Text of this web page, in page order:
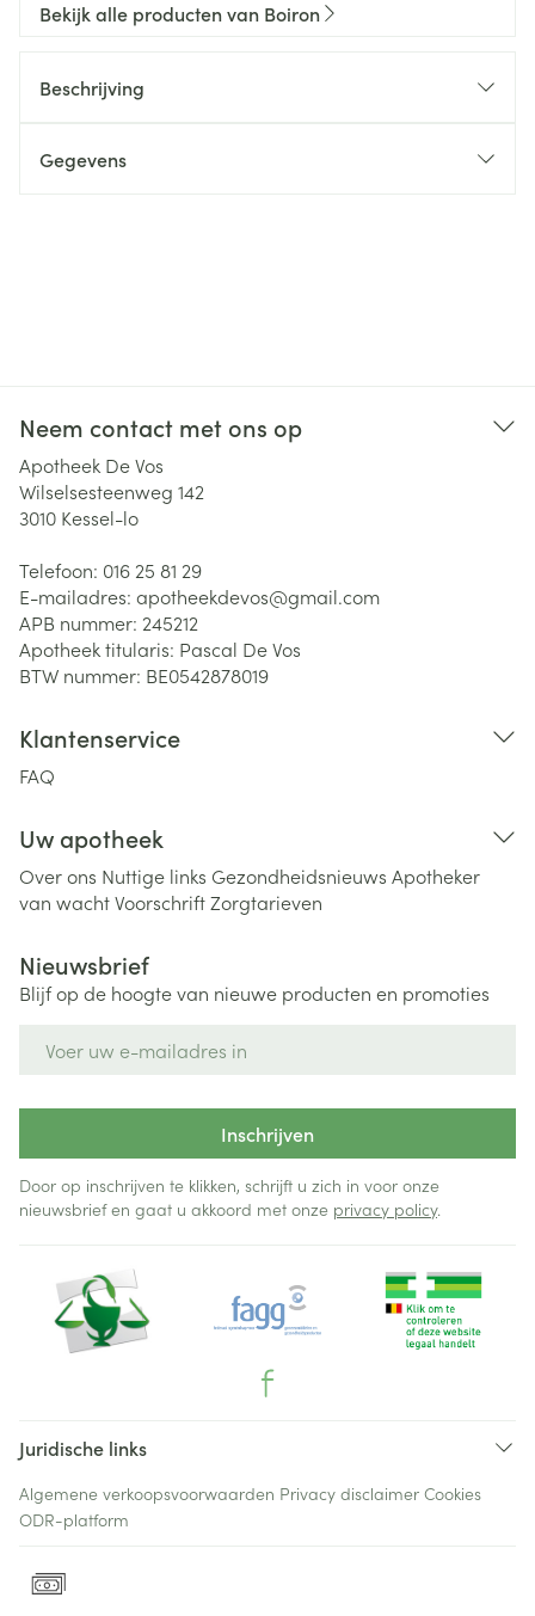
Bekijk alle producten van Boiron
Beschrijving
Gegevens
Neem contact met ons op
Apotheek De Vos
Wilselsesteenweg 142
3010 Kessel-lo
Telefoon: 016 25 81 29
E-mailadres: apotheekdevos@gmail.com
APB nummer: 245212
Apotheek titularis: Pascal De Vos
BTW nummer: BE0542878019
Klantenservice
FAQ
Uw apotheek
Over ons Nuttige links Gezondheidsnieuws Apotheker
van wachtVoorschriftZorgtarieven
Nieuwsbrief
Blijf op de hoogte van nieuwe producten en promoties
Inschrijven
Door op inschrijven te klikken, schrijft u zich in voor onze
nieuwsbrief en gaat u akkoord met onze privacy policy.
Juridische links
Algemene verkoopsvoorwaarden Privacy disclaimer Cookies
ODR-platform